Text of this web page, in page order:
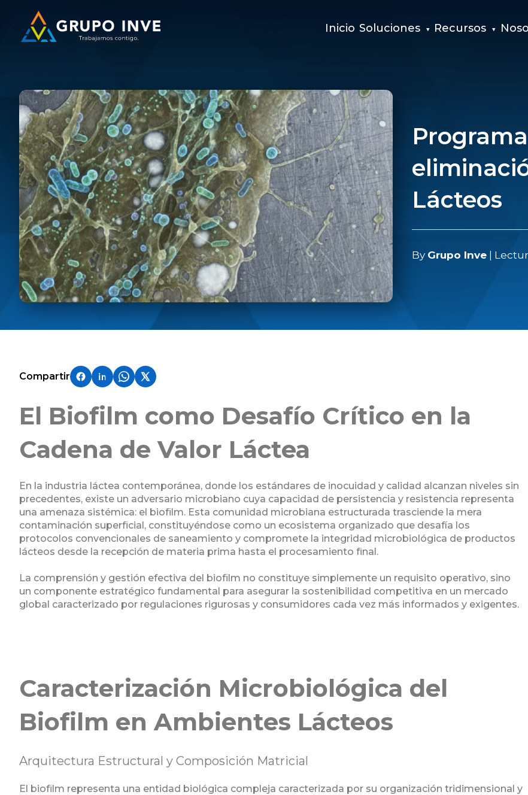
Inicio Soluciones Recursos
Lácteos
By Grupo Inve |
Compartir
El Biofilm como Desafío Crítico en la
Cadena de Valor Láctea
En la industria láctea contemporánea, donde los estándares de inocuidad y calidad alcanzan niveles sin
precedentes, existe un adversario microbiano cuya capacidad de persistencia y resistencia representa
una amenaza sistémica: el biofilm. Esta comunidad microbiana estructurada trasciende la mera
contaminación superficial, constituyéndose como un ecosistema organizado que desafía los
protocolos convencionales de saneamiento y compromete la integridad microbiológica de productos
lácteos desde la recepción de materia prima hasta el procesamiento final.
La comprensión y gestión efectiva del biofilm no constituye simplemente un requisito operativo, sino
un componente estratégico fundamental para asegurar la sostenibilidad competitiva en un mercado
global caracterizado por regulaciones rigurosas y consumidores cada vez más informados y exigentes.
Caracterización Microbiológica del
Biofilm en Ambientes Lácteos
Arquitectura Estructural y Composición Matricial
El biofilm representa una entidad biológica compleja caracterizada por su organización tridimensional y